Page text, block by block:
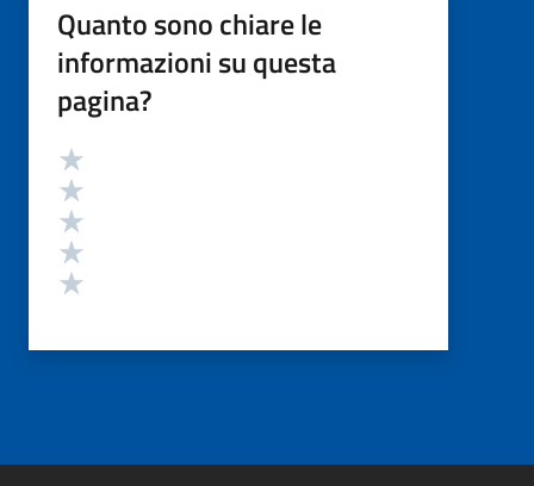
Quanto sono chiare le
informazioni su questa
pagina?
Valutazione